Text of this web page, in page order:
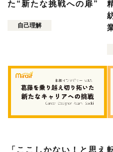
た“新たな挑戦への扉”
自己理解
「ここしかない！と思え